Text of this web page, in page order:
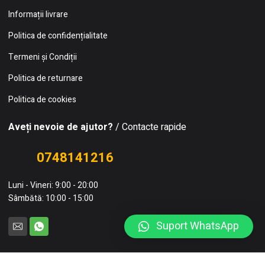
Informații livrare
Politica de confidențialitate
Termeni și Condiții
Politica de returnare
Politica de cookies
Aveți nevoie de ajutor? / Contacte rapide
0748141216
Luni - Vineri: 9:00 - 20:00
Sâmbătă: 10:00 - 15:00
Suport WhatsApp